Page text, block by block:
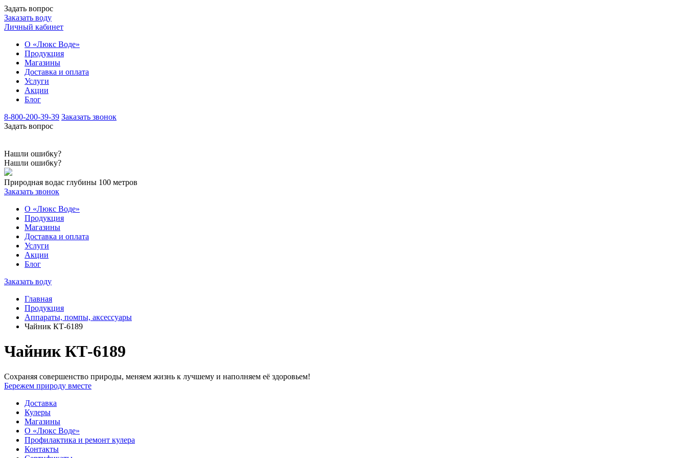
Задать вопрос
Заказать воду
Личный кабинет
О «Люкс Воде»
Продукция
Магазины
Доставка и оплата
Услуги
Акции
Блог
8-800-200-39-39 Заказать звонок
Задать вопрос
Нашли ошибку?
Нашли ошибку?
Природная водас глубины 100 метров
Заказать звонок
О «Люкс Воде»
Продукция
Магазины
Доставка и оплата
Услуги
Акции
Блог
Заказать воду
Главная
Продукция
Аппараты, помпы, аксессуары
Чайник КТ-6189
Чайник КТ-6189
Сохраняя совершенство природы, меняем жизнь к лучшему и наполняем её здоровьем!
Бережем природу вместе
Доставка
Кулеры
Магазины
О «Люкс Воде»
Профилактика и ремонт кулера
Контакты